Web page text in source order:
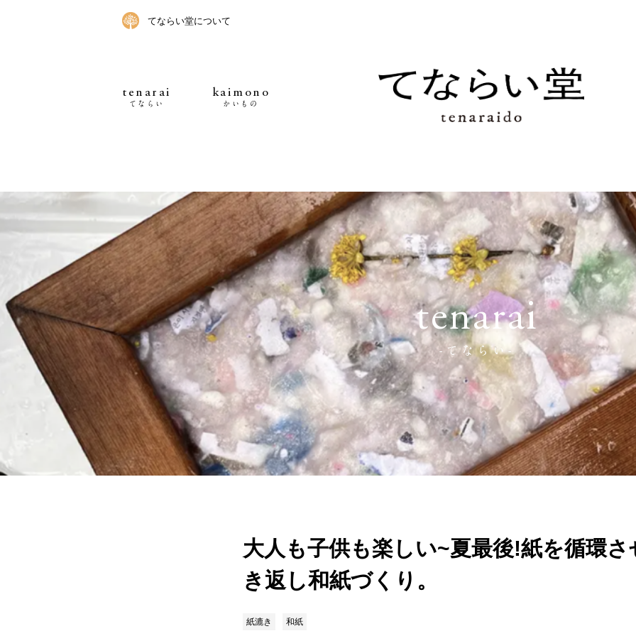
てならい堂について
tenarai
てならい
kaimono
かいもの
tenarai
-てならい-
大人も子供も楽しい~夏最後!紙を循環さ
き返し和紙づくり。
紙漉き 和紙